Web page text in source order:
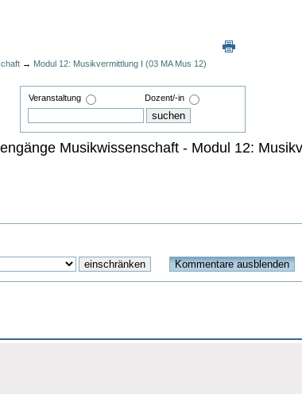
→ Modul 12: Musikvermittlung I (03 MA Mus 12)
Veranstaltung Dozent/-in
Musikwissenschaft - Modul 12: